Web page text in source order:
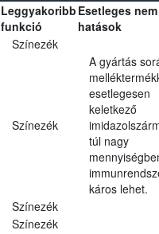
Leggyakoribb
funkció
Esetleges
hatások
Színezék
Színezék
A gyártás
esetlegesen
keletkező
túl nagy
káros lehet.
Színezék
Színezék